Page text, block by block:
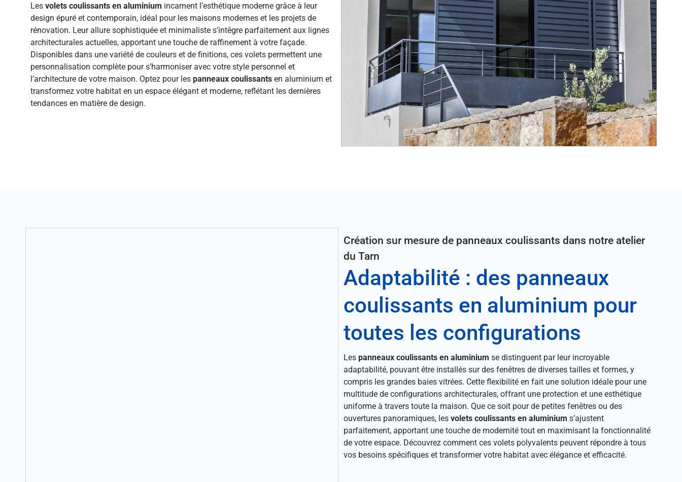
Les volets coulissants en aluminium incarnent l’esthétique moderne grâce à leur
design épuré et contemporain, idéal pour les maisons modernes et les projets de
rénovation. Leur allure sophistiquée et minimaliste s’intègre parfaitement aux lignes
architecturales actuelles, apportant une touche de raffinement à votre façade.
Disponibles dans une variété de couleurs et de finitions, ces volets permettent une
personnalisation complète pour s’harmoniser avec votre style personnel et
l’architecture de votre maison. Optez pour les panneaux coulissants en aluminium et
transformez votre habitat en un espace élégant et moderne, reflétant les dernières
tendances en matière de design.
Création sur mesure de panneaux coulissants dans notre atelier
du Tarn
Adaptabilité : des panneaux
coulissants en aluminium pour
toutes les configurations
Lespanneaux coulissants en aluminium se distinguent par leur incroyable
adaptabilité, pouvant être installés sur des fenêtres de diverses tailles et formes, y
compris les grandes baies vitrées. Cette flexibilité en fait une solution idéale pour une
multitude de configurations architecturales, offrant une protection et une esthétique
uniforme à travers toute la maison. Que ce soit pour de petites fenêtres ou des
ouvertures panoramiques, lesvolets coulissants en aluminium s’ajustent
parfaitement, apportant une touche de modernité tout en maximisant la fonctionnalité
de votre espace. Découvrez comment ces volets polyvalents peuvent répondre à tous
vos besoins spécifiques et transformer votre habitat avec élégance et efficacité.